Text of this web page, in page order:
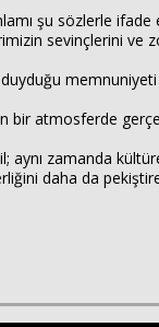
şu sözlerle ifade
sevinçlerini ve
atmosferde
aynı zamanda
daha da